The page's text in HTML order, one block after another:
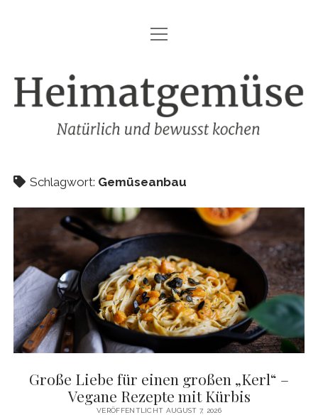
HEIMATGEMÜSE
DAS KOCHBUCH
FOODFOTOGRAFIE
REZEPTE
DATENSCHUTZ
facebook
pinterestinstagram
amazon
E-
Mail
Menü
öffnen
Heimatgemüse
Schlagwort: Gemüseanbau
Große Liebe für einen großen „Kerl“ –
Vegane Rezepte mit Kürbis
VERÖFFENTLICHT AUGUST 7, 2026